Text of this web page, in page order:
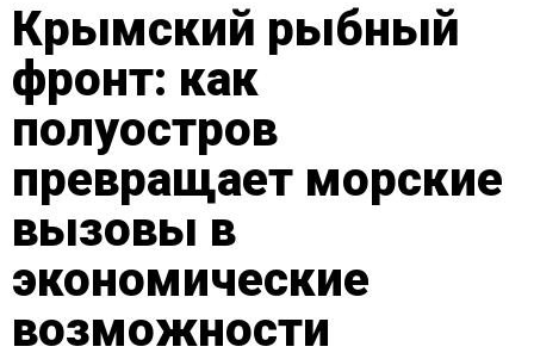
Крымский рыбный
фронт: как
полуостров
превращает морские
вызовы в
экономические
возможности